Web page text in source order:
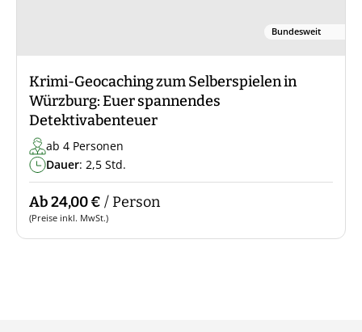
Bundesweit
Krimi-Geocaching zum Selberspielen in
Würzburg: Euer spannendes
Detektivabenteuer
ab 4 Personen
Dauer: 2,5 Std.
Ab 24,00 € / Person
(Preise inkl. MwSt.)